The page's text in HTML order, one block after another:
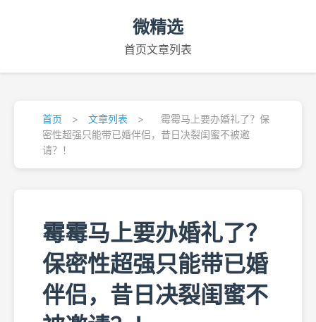
微精选
首页文章列表
首页 > 文章列表 >
霉霉马上要办婚礼了？保
密性超强只能带已婚伴侣，昔日决裂闺蜜不被邀
请？！
霉霉马上要办婚礼了？
保密性超强只能带已婚
伴侣，昔日决裂闺蜜不